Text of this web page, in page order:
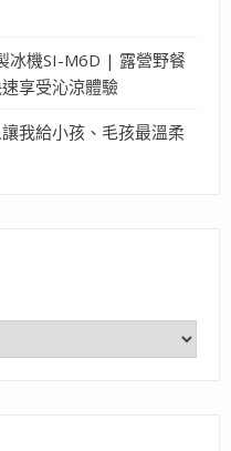
冰機SI-M6D | 露營野餐
享受沁涼體驗
我給小孩、毛孩最溫柔